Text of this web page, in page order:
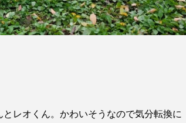
レオくん。かわいそうなので気分転換に